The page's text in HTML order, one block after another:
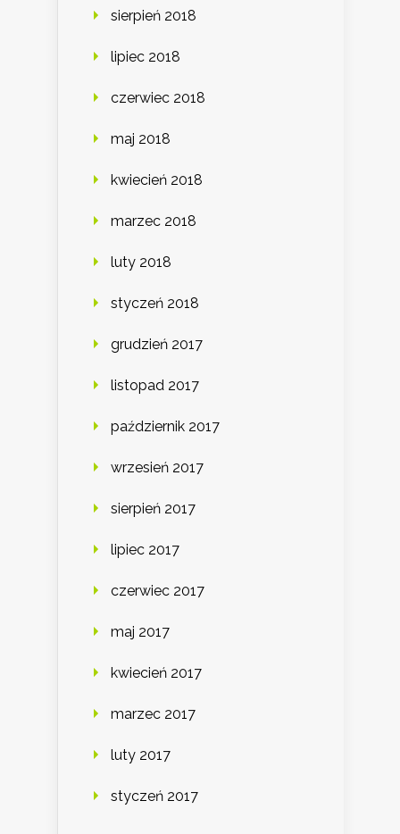
sierpień 2018
lipiec 2018
czerwiec 2018
maj 2018
kwiecień 2018
marzec 2018
luty 2018
styczeń 2018
grudzień 2017
listopad 2017
październik 2017
wrzesień 2017
sierpień 2017
lipiec 2017
czerwiec 2017
maj 2017
kwiecień 2017
marzec 2017
luty 2017
styczeń 2017